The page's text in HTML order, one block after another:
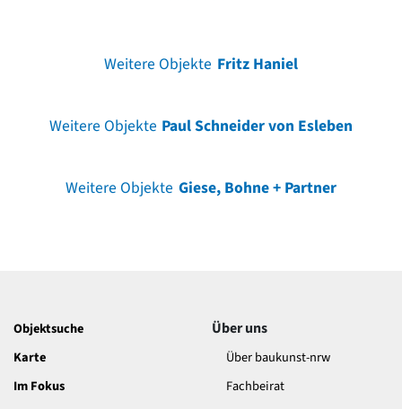
Weitere Objekte Fritz Haniel
Weitere Objekte Paul Schneider von Esleben
Weitere Objekte Giese, Bohne + Partner
Objektsuche
Karte
Im Fokus
Über uns
Über baukunst-nrw
Fachbeirat